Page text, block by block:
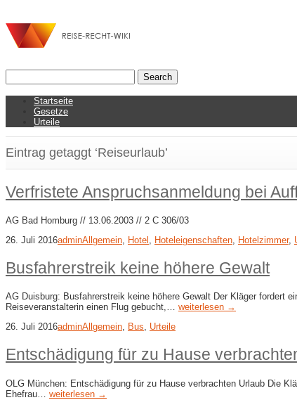
Startseite
Gesetze
Urteile
Eintrag getaggt ‘Reiseurlaub’
Verfristete Anspruchsanmeldung bei
AG Bad Homburg // 13.06.2003 // 2 C 306/03
26. Juli 2016adminAllgemein, Hotel , Hoteleigenschaften, Hotelzimmer,
Busfahrerstreik keine höhere Gewalt
AG Duisburg: Busfahrerstreik keine höhere Gewalt Der Kläger fordert
Reiseveranstalterin einen Flug gebucht,… weiterlesen →
26. Juli 2016adminAllgemein, Bus, Urteile
Entschädigung für zu Hause
OLG München: Entschädigung für zu Hause verbrachten Urlaub Die
Ehefrau… weiterlesen →